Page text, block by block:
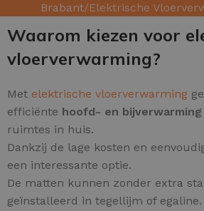
Brabant Elektrische
Waarom kiezen voor
vloerverwarming?
Met elektrische vloerverwarming
efficiënte hoofd- en bijverwarming
ruimtes in huis.
Dankzij de lage kosten en
een interessante optie.
De matten kunnen zonder extra
geïnstalleerd in tegellijm of egaline.